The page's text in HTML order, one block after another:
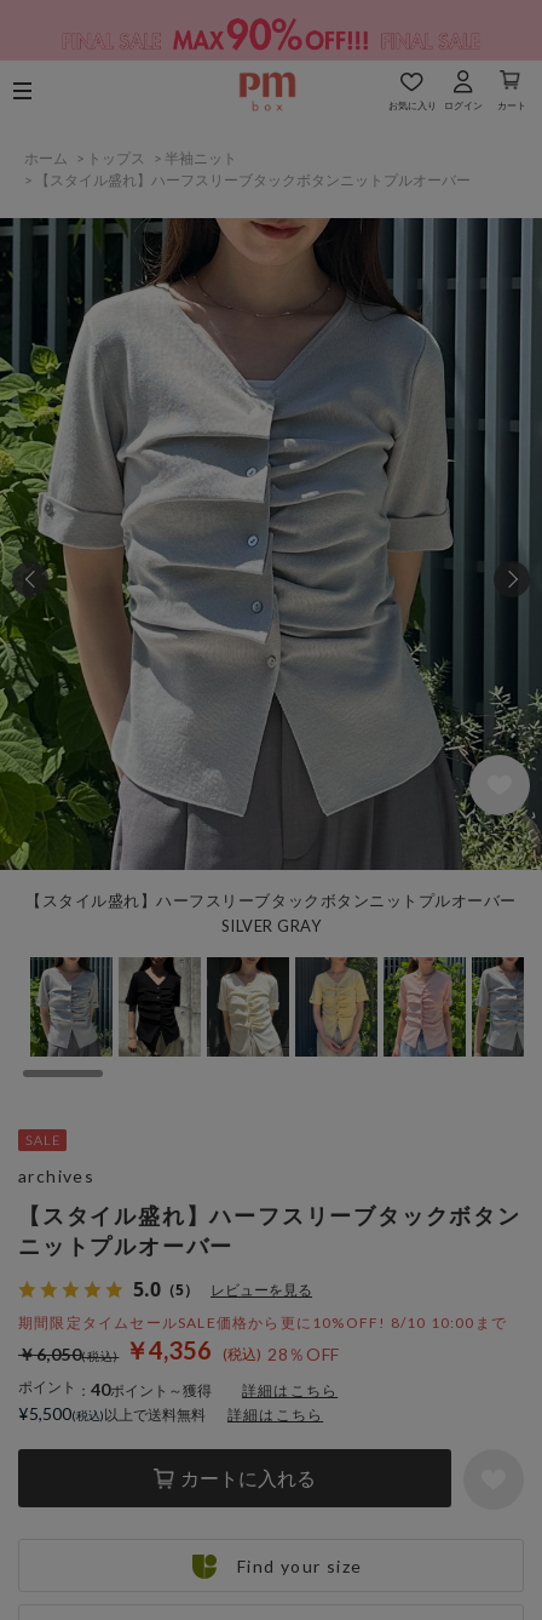
お気に入り ログイン カート
ホーム > トップス > 半袖ニット
>
【スタイル盛れ】ハーフスリーブタックボタンニットプルオーバー
【スタイル盛れ】ハーフスリーブタックボタンニットプルオーバー
SILVER GRAY
134
【スタイル盛れ】ハーフスリーブタックボタン
ニットプルオーバー
5.0 （5） レビューを見る
期間限定タイムセールSALE価格から更に10%OFF! 8/10 10:00まで
￥4,356 28％OFF
￥6,050
ポイント ： 40ポイント～獲得 詳細はこちら
カートに入れる
archives
¥5,500 以上で送料無料 詳細はこちら
Find your size